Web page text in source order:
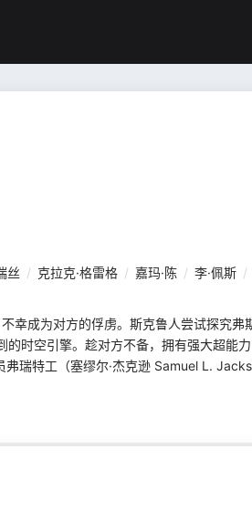
丝 / 克拉克·格雷格 / 嘉玛·陈 / 李·佩斯 /
幸成为对方的俘虏。斯克鲁人尝试探究弗
时空引擎。趁对方不备，拥有强大超能
瑞特工（塞缪尔·杰克逊 Samuel L.